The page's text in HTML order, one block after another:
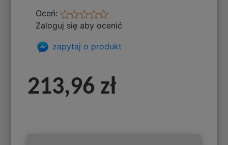
Oceń:
Zaloguj się aby ocenić
zapytaj o produkt
213,96 zł